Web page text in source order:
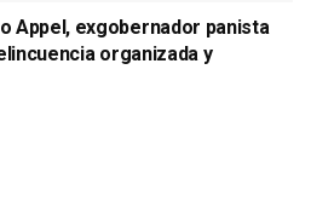
Appel, exgobernador panista
organizada y